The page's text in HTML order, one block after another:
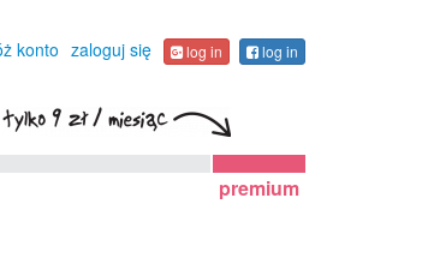
konto zaloguj się log in log in
premium